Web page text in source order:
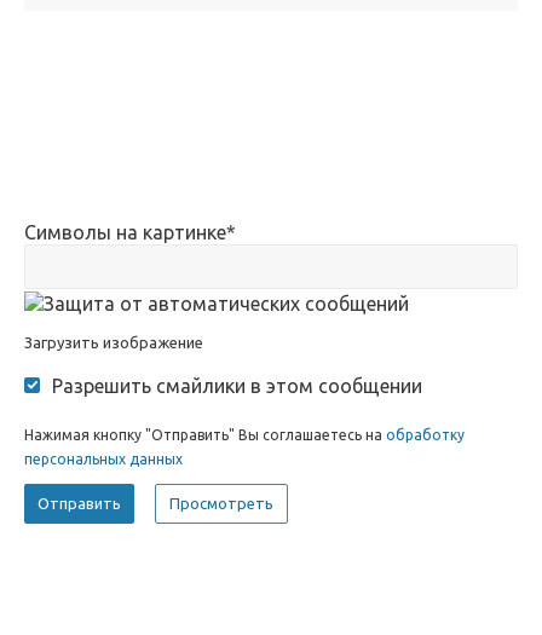
Символы на картинке*
Загрузить изображение
Разрешить смайлики в этом сообщении
Нажимая кнопку "Отправить" Вы соглашаетесь на обработку
персональных данных